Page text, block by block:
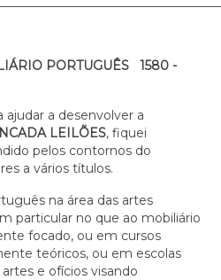
PORTUGUÊS 1580 -
ajudar a desenvolver a
LEILÕES, fiquei
pelos contornos do
a vários títulos.
na área das artes
particular no que ao mobiliário
focado, ou em cursos
teóricos, ou em escolas
e ofícios visando